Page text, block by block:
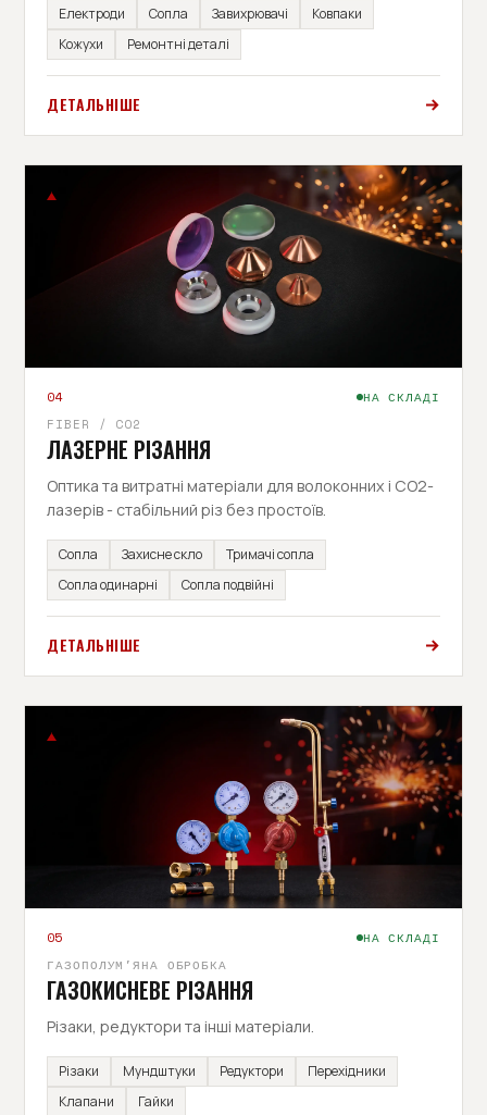
Електроди Сопла Завихрювачі
Ковпаки
Кожухи
Ремонтні деталі
ДЕТАЛЬНІШЕ
04
НА СКЛАДІ
FIBER / CO2
ЛАЗЕРНЕ РІЗАННЯ
Оптика та витратні матеріали для волоконних і CO2-
лазерів - стабільний різ без простоїв.
Сопла Захисне скло
Тримачі сопла
Сопла одинарні
Сопла подвійні
ДЕТАЛЬНІШЕ
05
НА СКЛАДІ
ГАЗОПОЛУМ'ЯНА ОБРОБКА
ГАЗОКИСНЕВЕ РІЗАННЯ
Різаки, редуктори та інші матеріали.
Різаки Мундштуки Редуктори
Перехідники
Клапани
Гайки